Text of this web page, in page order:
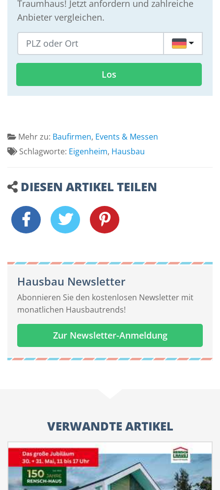
Traumhaus! Jetzt anfordern und zahlreiche
Anbieter vergleichen.
DE
Los
Mehr zu: Baufirmen, Events & Messen
Schlagworte: Eigenheim, Hausbau
DIESEN ARTIKEL TEILEN
Hausbau Newsletter
Abonnieren Sie den kostenlosen Newsletter mit
monatlichen Hausbautrends!
Zur Newsletter-Anmeldung
VERWANDTE ARTIKEL